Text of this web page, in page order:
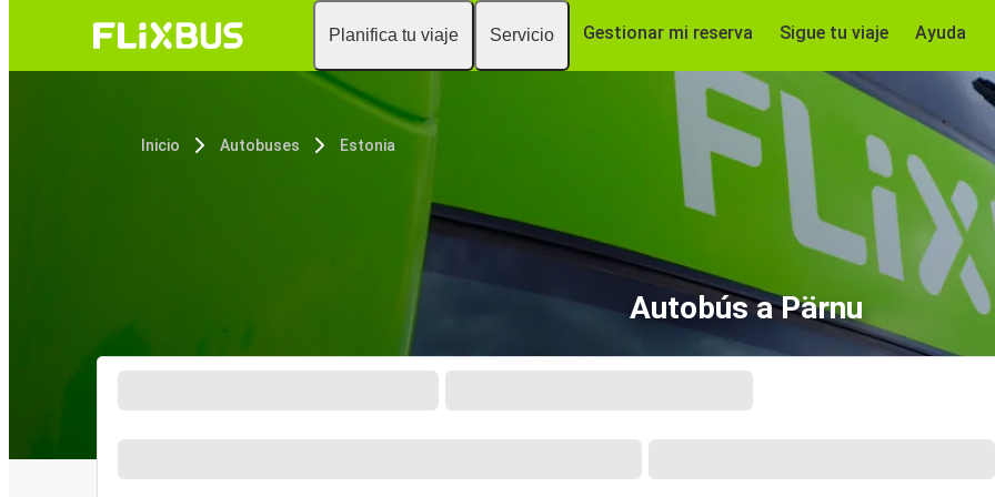
Planifica tu viaje Servicio Gestionar mi reserva Sigue tu viaje Ayuda
Inicio Autobuses Estonia
Autobús a Pärnu